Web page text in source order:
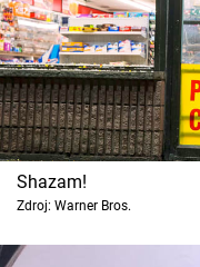
Témata
Filmy
Seriály
Hry
Shazam!
Zdroj: Warner Bros.